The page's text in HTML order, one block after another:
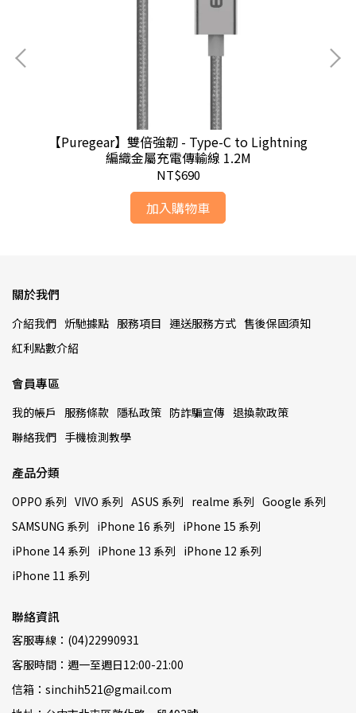
【Puregear】雙倍強韌 - Type-C to Lightning
編織金屬充電傳輸線 1.2M
NT$690
加入購物車
關於我們
介紹我們 炘馳據點 服務項目 運送服務方式 售後保固須知
紅利點數介紹
會員專區
我的帳戶 服務條款 隱私政策 防詐騙宣傳 退換款政策
聯絡我們 手機檢測教學
產品分類
OPPO 系列 VIVO 系列 ASUS 系列 realme 系列 Google 系列
SAMSUNG 系列 iPhone 16 系列 iPhone 15 系列
iPhone 14 系列 iPhone 13 系列 iPhone 12 系列
iPhone 11 系列
聯絡資訊
客服專線：(04)22990931
客服時間：週一至週日12:00-21:00
信箱：sinchih521@gmail.com